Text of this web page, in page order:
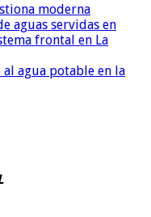
moderna
aguas servidas en
frontal en La
agua potable en la